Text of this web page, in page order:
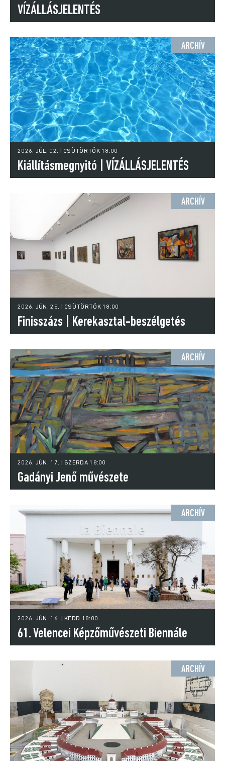
VÍZÁLLÁSJELENTÉS
ARCHÍV
2026. JÚL. 02. | CSÜTÖRTÖK 18:00
Kiállításmegnyitó | VÍZÁLLÁSJELENTÉS
ARCHÍV
2026. JÚN. 25. | CSÜTÖRTÖK 18:00
Finisszázs | Kerekasztal-beszélgetés
ARCHÍV
2026. JÚN. 17. | SZERDA 18:00
Gadányi Jenő művészete
ARCHÍV
2026. JÚN. 16. | KEDD 18:00
61. Velencei Képzőművészeti Biennále
ARCHÍV